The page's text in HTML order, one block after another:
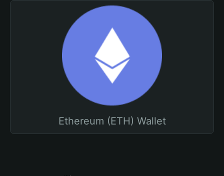
Ethereum (ETH) Wallet